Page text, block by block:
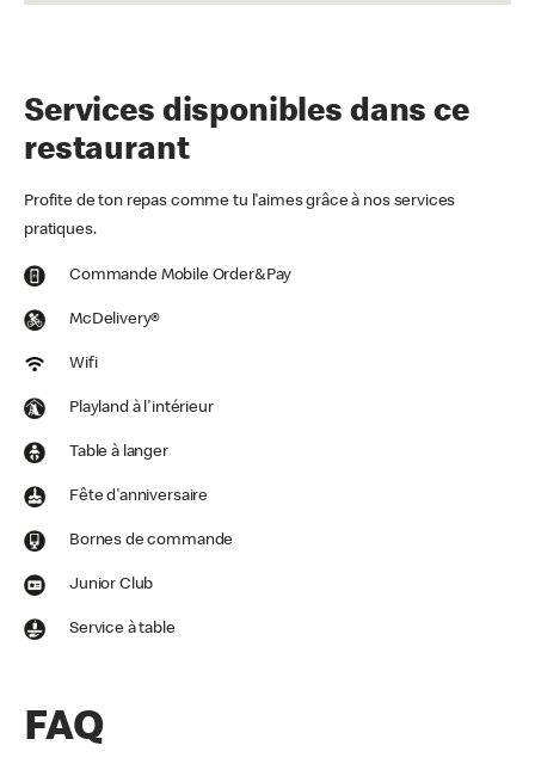
Services disponibles dans ce
restaurant
Profite de ton repas comme tu l'aimes grâce à nos services
pratiques.
Commande Mobile Order&Pay
McDelivery®
Wifi
Playland à l'intérieur
Table à langer
Fête d'anniversaire
Bornes de commande
Junior Club
Service à table
FAQ